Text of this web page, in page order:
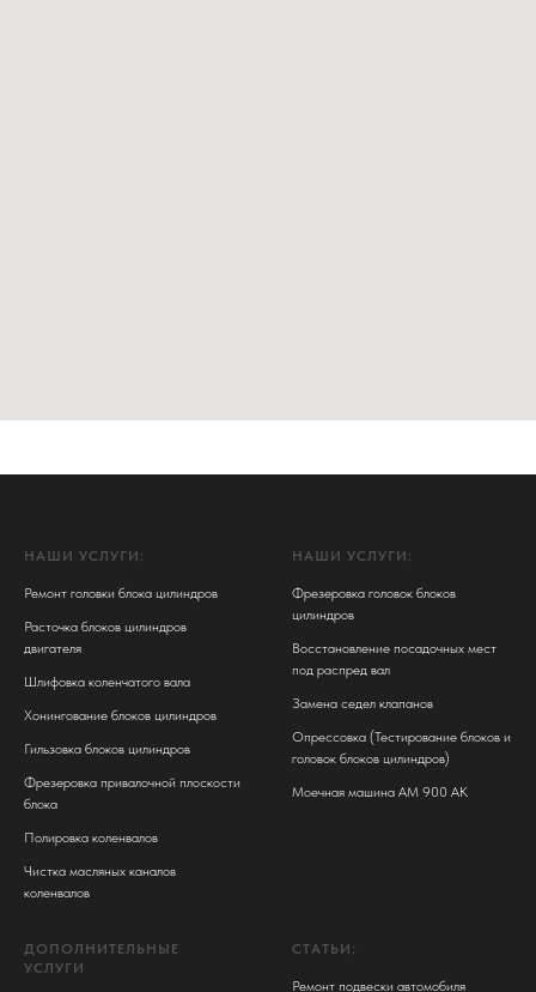
НАШИ УСЛУГИ:
Ремонт головки блока цилиндров
Расточка блоков цилиндров
двигателя
Шлифовка коленчатого вала
Хонингование блоков цилиндров
Гильзовка блоков цилиндров
Фрезеровка привалочной плоскости
блока
Полировка коленвалов
Чистка масляных каналов
коленвалов
НАШИ УСЛУГИ:
Фрезеровка головок блоков
цилиндров
Восстановление посадочных мест
под распред вал
Замена седел клапанов
Опрессовка (Тестирование блоков и
головок блоков цилиндров)
Моечная машина АМ 900 АК
ДОПОЛНИТЕЛЬНЫЕ
УСЛУГИ
СТАТЬИ:
Ремонт подвески автомобиля